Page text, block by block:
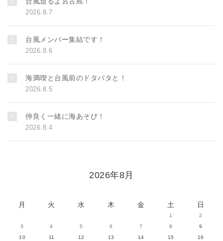
2026.8.7
台風メンバー集結です！
2026.8.6
海満喫と台風前のドタバタと！
2026.8.5
仲良く一緒に海あそび！
2026.8.4
2026年8月
月 火 水 木 金 土 日
1
2
3
4 5 6 7 8
9
10
11 12 13 14 15
16